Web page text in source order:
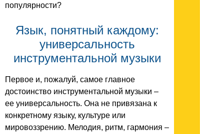
популярности?
Язык, понятный каждому:
универсальность
инструментальной музыки
Первое и, пожалуй, самое главное
достоинство инструментальной музыки –
ее универсальность. Она не привязана к
конкретному языку, культуре или
мировоззрению. Мелодия, ритм, гармония –